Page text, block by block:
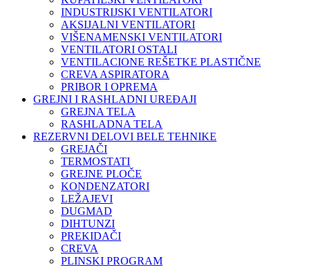
INDUSTRIJSKI VENTILATORI
AKSIJALNI VENTILATORI
VIŠENAMENSKI VENTILATORI
VENTILATORI OSTALI
VENTILACIONE REŠETKE PLASTIČNE
CREVA ASPIRATORA
PRIBOR I OPREMA
GREJNI I RASHLADNI UREĐAJI
GREJNA TELA
RASHLADNA TELA
REZERVNI DELOVI BELE TEHNIKE
GREJAČI
TERMOSTATI
GREJNE PLOČE
KONDENZATORI
LEŽAJEVI
DUGMAD
DIHTUNZI
PREKIDAČI
CREVA
PLINSKI PROGRAM